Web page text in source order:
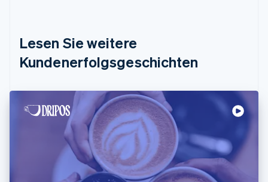
Lesen Sie weitere
Kundenerfolgsgeschichten
DeutschEnglish
English
简体中文English
EnglishSvenska
Frankreich
FrançaisEnglish
Gibraltar
English
Griechenland